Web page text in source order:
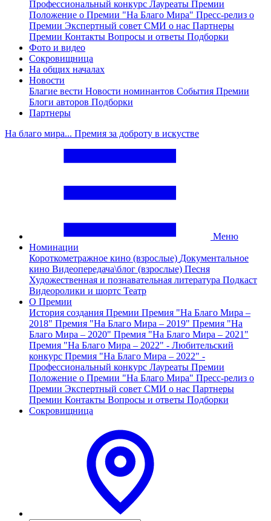
Профессиональный конкурс Лауреаты Премии
Положение о Премии "На Благо Мира" Пресс-релиз о
Премии Экспертный совет СМИ о нас Партнеры
Премии Контакты Вопросы и ответы Подборки
Фото и видео
Сокровищница
На общих началах
Новости
Благие вести Новости номинантов События Премии
Блоги авторов Подборки
Партнеры
На благо мира... Премия за доброту в искустве
Меню
Номинации
Короткометражное кино (взрослые) Документальное
кино Видеопередача\блог (взрослые) Песня
Художественная и познавательная литература Подкаст
Видеоролики и шортс Театр
О Премии
История создания Премии Премия "На Благо Мира –
2018" Премия "На Благо Мира – 2019" Премия "На
Благо Мира – 2020" Премия "На Благо Мира – 2021"
Премия "На Благо Мира – 2022" - Любительский
конкурс Премия "На Благо Мира – 2022" -
Профессиональный конкурс Лауреаты Премии
Положение о Премии "На Благо Мира" Пресс-релиз о
Премии Экспертный совет СМИ о нас Партнеры
Премии Контакты Вопросы и ответы Подборки
Сокровищница